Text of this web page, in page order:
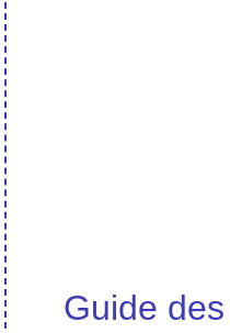
Guide